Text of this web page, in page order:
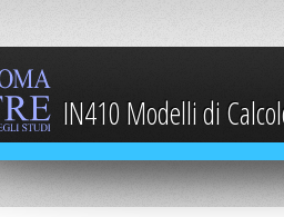
IN410 Modelli di